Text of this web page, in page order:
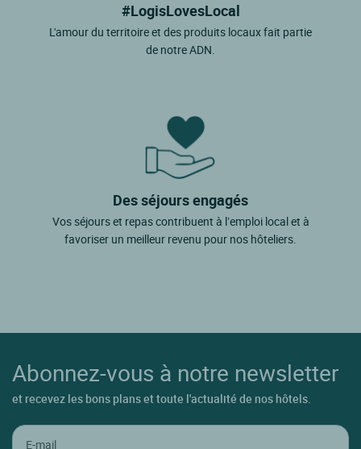
#LogisLovesLocal
L'amour du territoire et des produits locaux fait partie
de notre ADN.
Des séjours engagés
Vos séjours et repas contribuent à l’emploi local et à
favoriser un meilleur revenu pour nos hôteliers.
Abonnez-vous à notre newsletter
et recevez les bons plans et toute l'actualité de nos hôtels.